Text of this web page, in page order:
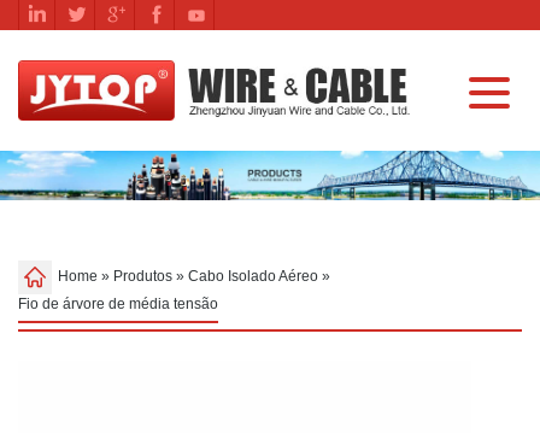
Home » Produtos » Cabo Isolado Aéreo »
Fio de árvore de média tensão